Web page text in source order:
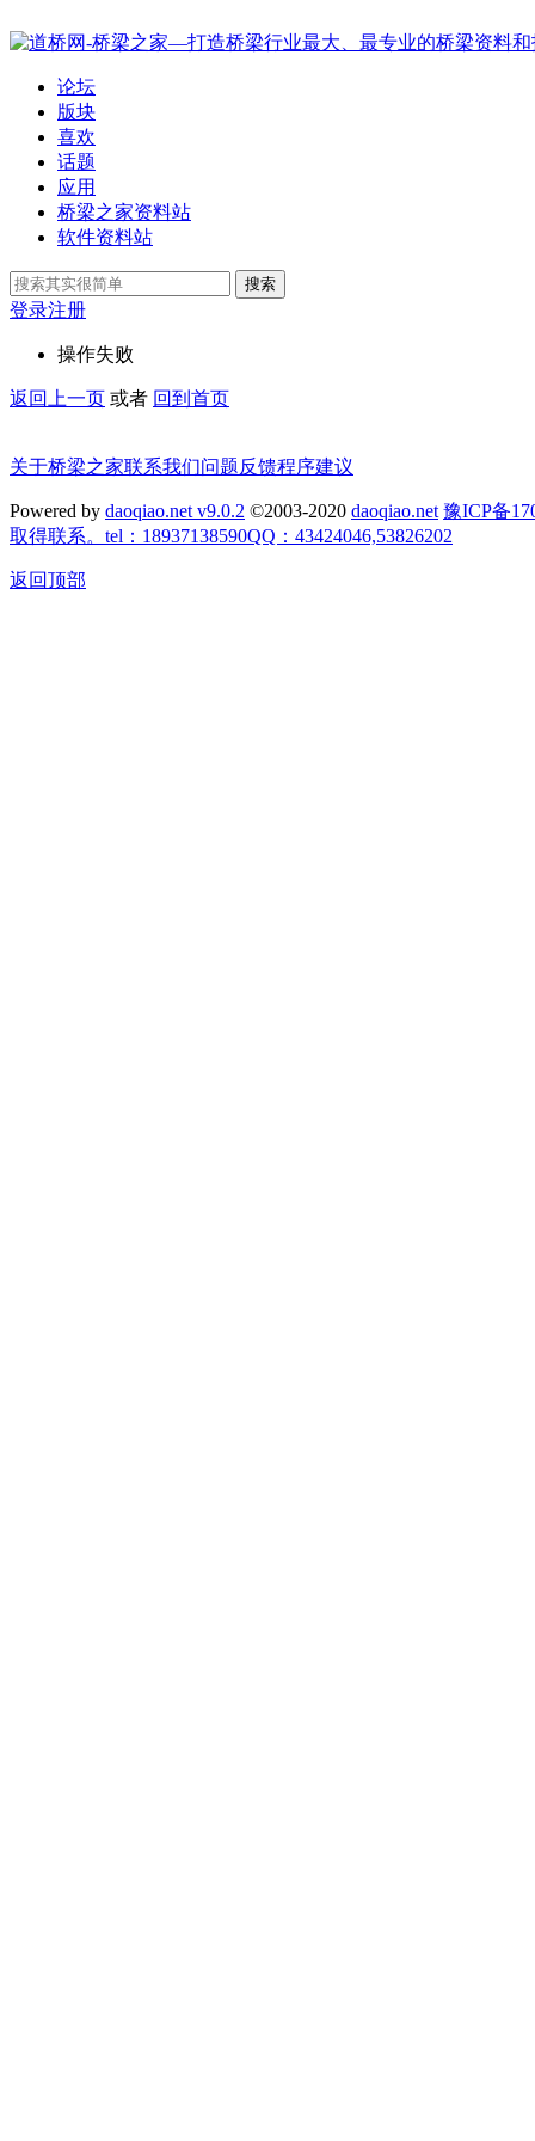
论坛
版块
喜欢
话题
应用
桥梁之家资料站
软件资料站
搜索
登录注册
操作失败
返回上一页 或者 回到首页
关于桥梁之家联系我们问题反馈程序建议
Powered by daoqiao.net v9.0.2 ©2003-2020 daoqiao.net 豫ICP备
取得联系。tel：18937138590QQ：43424046,53826202
返回顶部